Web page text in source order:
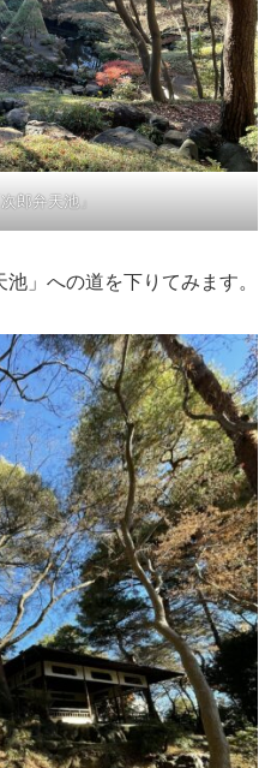
郎弁天池」
」への道を下りてみます。